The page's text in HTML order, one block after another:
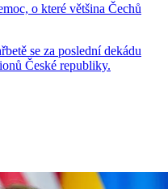
o které většina Čechů
se za poslední dekádu
České republiky.